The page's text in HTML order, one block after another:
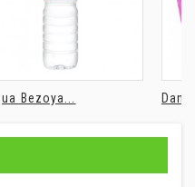
Bezoya...